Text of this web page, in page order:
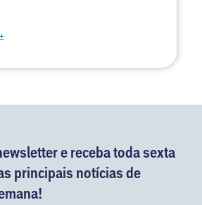
e receba toda sexta
principais notícias de